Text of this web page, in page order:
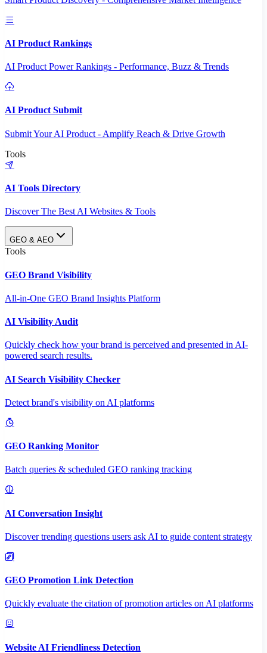
AI Product Rankings
AI Product Power Rankings - Performance, Buzz & Trends
AI Product Submit
Submit Your AI Product - Amplify Reach & Drive Growth
Tools
AI Tools Directory
Discover The Best AI Websites & Tools
GEO & AEO
Tools
GEO Brand Visibility
All-in-One GEO Brand Insights Platform
AI Visibility Audit
Quickly check how your brand is perceived and presented in AI-
powered search results.
AI Search Visibility Checker
Detect brand's visibility on AI platforms
GEO Ranking Monitor
Batch queries & scheduled GEO ranking tracking
AI Conversation Insight
Discover trending questions users ask AI to guide content strategy
GEO Promotion Link Detection
Quickly evaluate the citation of promotion articles on AI platforms
Website AI Friendliness Detection